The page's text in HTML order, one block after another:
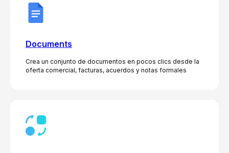
Documents
Crea un conjunto de documentos en pocos clics desde la
oferta comercial, facturas, acuerdos y notas formales